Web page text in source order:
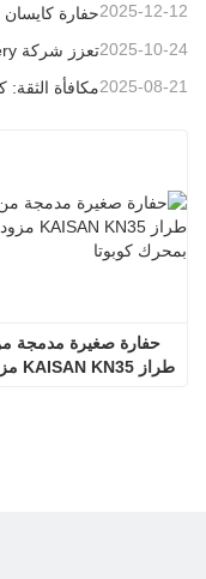
2025-12-12
2025-10-24
2025-08-21